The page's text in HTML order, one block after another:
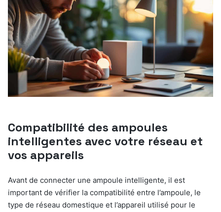
Compatibilité des ampoules
intelligentes avec votre réseau et
vos appareils
Avant de connecter une ampoule intelligente, il est
important de vérifier la compatibilité entre l’ampoule, le
type de réseau domestique et l’appareil utilisé pour le